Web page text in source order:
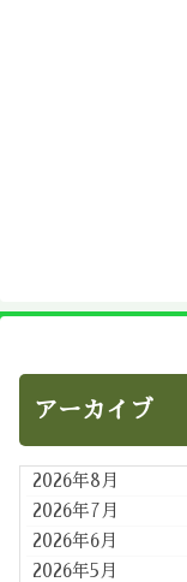
アーカイブ
2026年8月
2026年7月
2026年6月
2026年5月